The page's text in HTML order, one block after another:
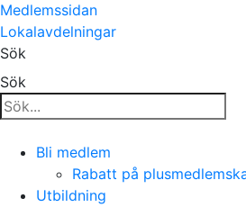
Medlemssidan
Lokalavdelningar
Sök
Sök
Bli medlem
Rabatt på
Utbildning